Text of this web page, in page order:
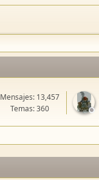
Mensajes: 13,457
Temas: 360